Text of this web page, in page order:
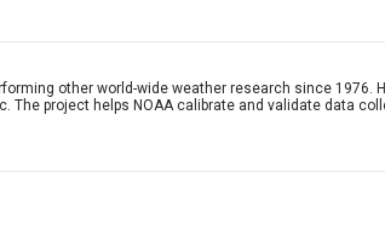
other world-wide weather research since
The project helps NOAA calibrate and validate data